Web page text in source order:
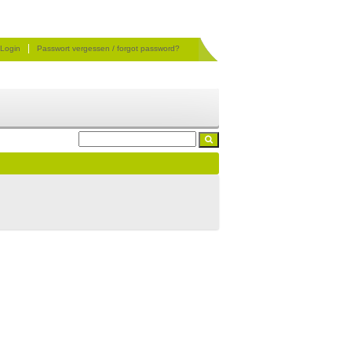
Login | Passwort vergessen / forgot password?